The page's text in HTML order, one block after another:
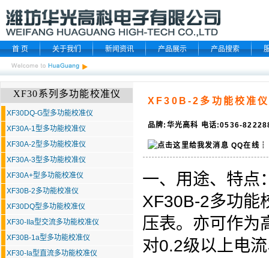
首 页 关于我们 新闻资讯 产品展示 产品搜索
XF30系列多功能校准仪
XF30DQ-G型多功能校准仪
XF30A-1型多功能校准仪
XF30A-2型多功能校准仪
XF30A-3型多功能校准仪
XF30A+型多功能校准仪
XF30B-2多功能校准仪
XF30DQ型多功能校准仪
XF30-IIa型交流多功能校准仪
XF30B-1a型多功能校准仪
XF30-Ia型直流多功能校准仪
XF30B-2多功能校准仪
品牌:华光高科 电话:0536-
QQ在线
一、用途、特点
XF30B-2多功能
压表。亦可作为
对0.2级以上电